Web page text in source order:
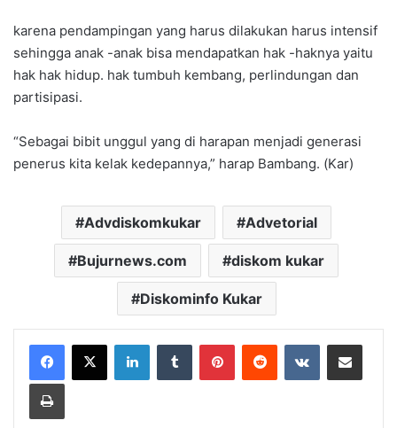
karena pendampingan yang harus dilakukan harus intensif
sehingga anak -anak bisa mendapatkan hak -haknya yaitu
hak hak hidup. hak tumbuh kembang, perlindungan dan
partisipasi.
“Sebagai bibit unggul yang di harapan menjadi generasi
penerus kita kelak kedepannya,” harap Bambang. (Kar)
Advdiskomkukar Advetorial
Bujurnews.com diskom kukar
Diskominfo Kukar